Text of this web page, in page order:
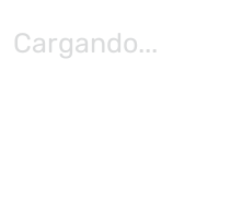
Cargando...